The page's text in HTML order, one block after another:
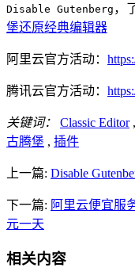
Disable Gutenberg ，
堡还原经典编辑器
阿里云官方活动：
腾讯云官方活动：
关键词： Classic Editor,
古腾堡 , 插件
上一篇: Disable
下一篇: 阿里云便宜服
元一天
相关内容